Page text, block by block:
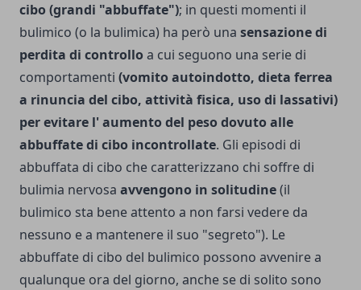
cibo (grandi "abbuffate"); in questi momenti il
bulimico (o la bulimica) ha però una sensazione di
perdita di controllo a cui seguono una serie di
comportamenti (vomito autoindotto, dieta ferrea
a rinuncia del cibo, attività fisica, uso di lassativi)
per evitare l' aumento del peso dovuto alle
abbuffate di cibo incontrollate. Gli episodi di
abbuffata di cibo che caratterizzano chi soffre di
bulimia nervosa avvengono in solitudine(il
bulimico sta bene attento a non farsi vedere da
nessuno e a mantenere il suo "segreto"). Le
abbuffate di cibo del bulimico possono avvenire a
qualunque ora del giorno, anche se di solito sono